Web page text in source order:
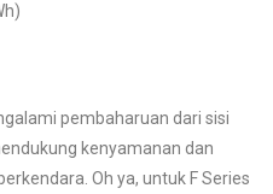
pembaharuan dari sisi
kenyamanan dan
Oh ya, untuk F Series